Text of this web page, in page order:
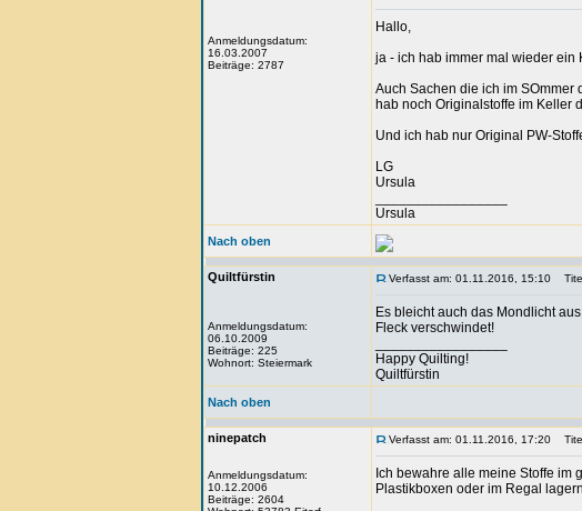
Anmeldungsdatum:
16.03.2007
Beiträge: 2787
Hallo,
ja - ich hab immer mal wieder
Auch Sachen die ich im
hab noch Originalstoffe im Keller
Und ich hab nur Original PW-
LG
Ursula
Ursula
Nach oben
Quiltfürstin
Anmeldungsdatum:
06.10.2009
Beiträge: 225
Wohnort: Steiermark
Verfasst am: 01.11.2016, 15:10
Es bleicht auch das Mondlicht
Fleck verschwindet!
Happy Quilting!
Quiltfürstin
Nach oben
ninepatch
Anmeldungsdatum:
10.12.2006
Beiträge: 2604
Verfasst am: 01.11.2016, 17:20
Ich bewahre alle meine Stoffe im
Plastikboxen oder im Regal